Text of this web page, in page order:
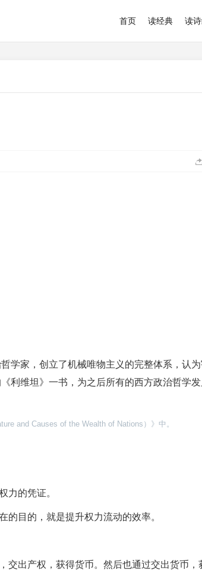
首页 读经典 读
学家，创立了机械唯物主义的完整体系，认
利维坦》一书，为之后所有的西方政治哲学
and Causes of the Wealth of Nations）》中。
力的凭证。
的目的，就是提升权力流动的效率。
交出产权，获得货币。然后也通过交出货币，